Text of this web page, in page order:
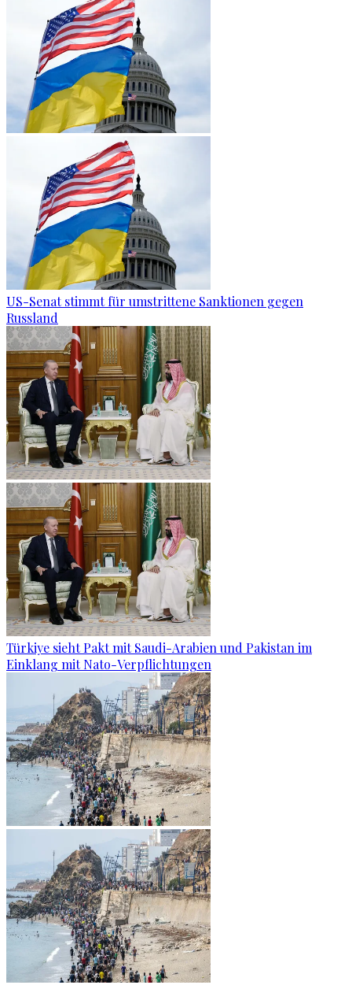
US-Senat stimmt für umstrittene Sanktionen gegen
Russland
Türkiye sieht Pakt mit Saudi-Arabien und Pakistan im
Einklang mit Nato-Verpflichtungen